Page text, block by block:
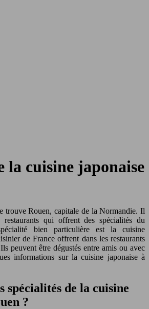
la cuisine japonaise
trouve Rouen, capitale de la Normandie. Il
qui offrent des spécialités du
bien particulière est la cuisine
de France offrent dans les restaurants
peuvent être dégustés entre amis ou avec
informations sur la cuisine japonaise à
spécialités de la cuisine
?